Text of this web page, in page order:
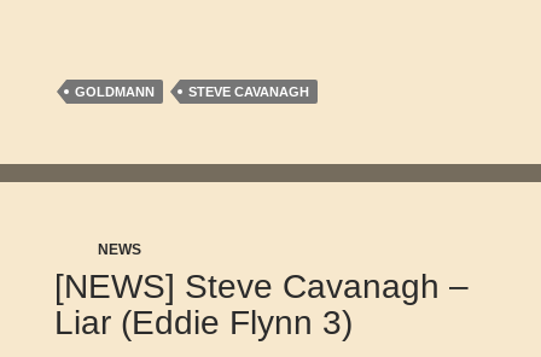
GOLDMANN STEVE CAVANAGH
NEWS
[NEWS] Steve Cavanagh –
Liar (Eddie Flynn 3)